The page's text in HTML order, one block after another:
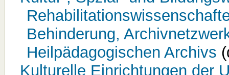
Behinderung,
Heilpädagogischen Archivs
Kulturelle Einrichtungen der